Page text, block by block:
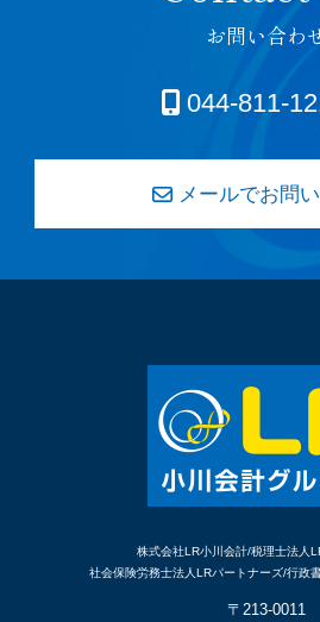
お問い合わ
044-811-
メールでお問
株式会社LR小川会計/税理士法人
社会保険労務士法人LRパートナーズ/行政
〒213-0011